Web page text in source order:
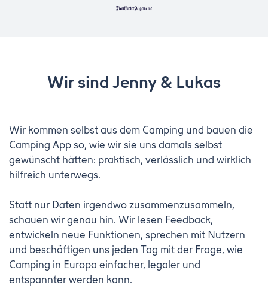
Wir sind Jenny & Lukas
Wir kommen selbst aus dem Camping und bauen die
Camping App so, wie wir sie uns damals selbst
gewünscht hätten: praktisch, verlässlich und wirklich
hilfreich unterwegs.
Statt nur Daten irgendwo zusammenzusammeln,
schauen wir genau hin. Wir lesen Feedback,
entwickeln neue Funktionen, sprechen mit Nutzern
und beschäftigen uns jeden Tag mit der Frage, wie
Camping in Europa einfacher, legaler und
entspannter werden kann.